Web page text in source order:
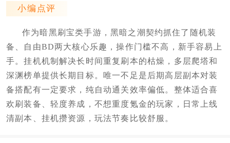
小编点评
作为暗黑刷宝类手游，黑暗之潮契约抓住了随机装
备、自由BD两大核心乐趣，操作门槛不高，新手容易上
手。挂机机制解决长时间重复刷本的枯燥，多层爬塔和
深渊榜单提供长期目标。唯一不足是后期高层副本对装
备搭配有一定要求，纯自动通关效率偏低。整体适合喜
欢刷装备、轻度养成，不想重度氪金的玩家，日常上线
清副本、挂机攒资源，玩法节奏比较舒服。